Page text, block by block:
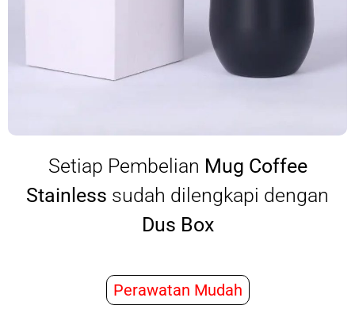
Setiap Pembelian Mug Coffee
Stainless sudah dilengkapi dengan
Dus Box
Perawatan Mudah